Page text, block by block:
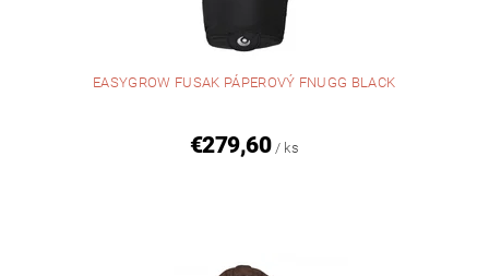
EASYGROW FUSAK PÁPEROVÝ FNUGG BLACK
€279,60 / ks